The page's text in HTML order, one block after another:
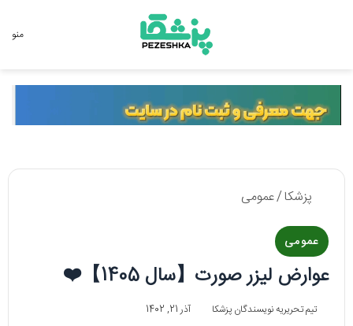
منو
پزشکا/عمومی
عمومی
عوارض لیزر صورت【سال 1405】❤️
تیم تحریریه نویسندگان پزشکا
آذر 21, 1402